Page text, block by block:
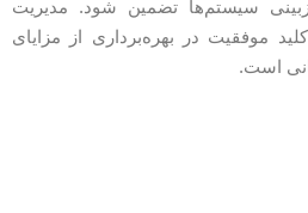
سیستم‌ها تضمین شود. مدیریت
موفقیت در بهره‌برداری از مزایای